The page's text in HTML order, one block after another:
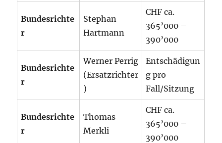
Bundesrichte
r
Stephan
Hartmann
CHF ca.
365’000 –
390’000
Bundesrichte
r
Werner Perrig
(Ersatzrichter
)
Entschädigun
g pro
Fall/Sitzung
Bundesrichte
r
Thomas
Merkli
CHF ca.
365’000 –
390’000